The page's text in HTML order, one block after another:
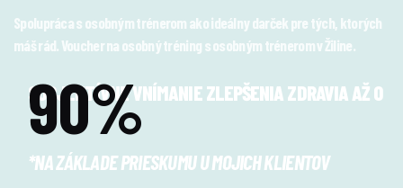
Spolupráca s osobným trénerom ako ideálny darček pre tých, ktorých
máš rád. Voucher na osobný tréning s osobným trénerom v Žiline.
SUBJEKTÍVNE VNÍMANIE ZLEPŠENIA ZDRAVIA AŽ O
90%
*NA ZÁKLADE PRIESKUMU U MOJICH KLIENTOV